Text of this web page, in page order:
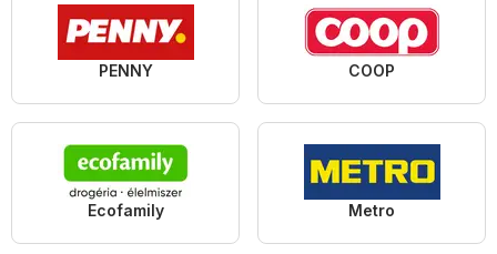
PENNY COOP
Ecofamily Metro